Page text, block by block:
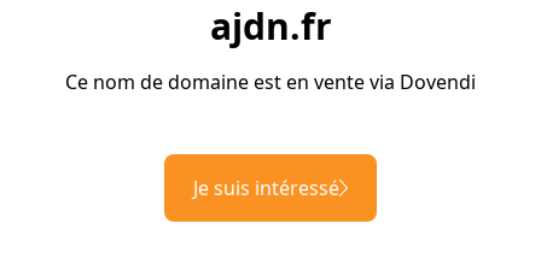
ajdn.fr
Ce nom de domaine est en vente via Dovendi
Je suis intéressé